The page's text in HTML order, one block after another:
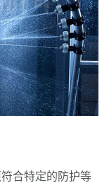
合特定的防护等